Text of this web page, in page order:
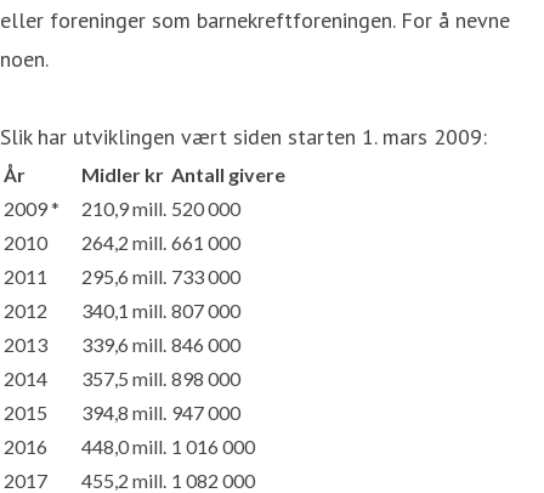
eller foreninger som barnekreftforeningen. For å nevne
noen.
Slik har utviklingen vært siden starten 1. mars 2009:
År Midler kr Antall givere
2009 *
210,9 mill. 520 000
2010
264,2 mill. 661 000
2011
295,6 mill. 733 000
2012
340,1 mill. 807 000
2013
339,6 mill. 846 000
2014
357,5 mill. 898 000
2015
394,8 mill. 947 000
2016
448,0 mill. 1 016 000
2017
455,2 mill. 1 082 000